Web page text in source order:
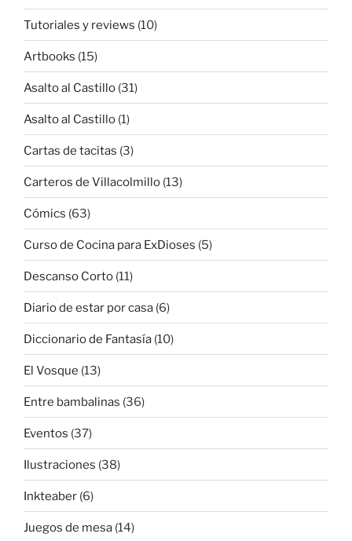
Tutoriales y reviews (10)
Artbooks (15)
Asalto al Castillo (31)
Asalto al Castillo (1)
Cartas de tacitas (3)
Carteros de Villacolmillo (13)
Cómics (63)
Curso de Cocina para ExDioses (5)
Descanso Corto (11)
Diario de estar por casa (6)
Diccionario de Fantasía (10)
El Vosque (13)
Entre bambalinas (36)
Eventos (37)
Ilustraciones (38)
Inkteaber (6)
Juegos de mesa (14)